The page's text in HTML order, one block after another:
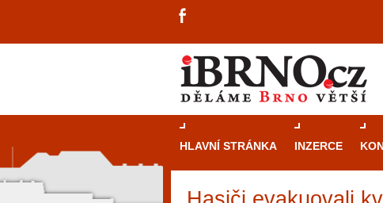
HLAVNÍ STRÁNKA INZERCE